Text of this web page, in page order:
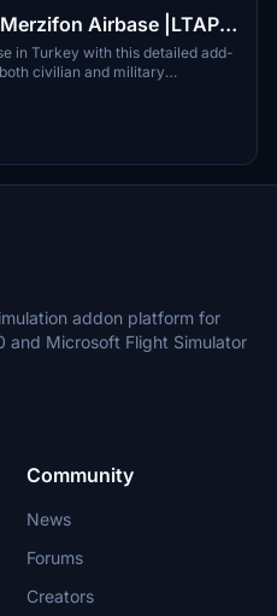
Airbase |LTAP| ,
in Turkey with this detailed add-
civilian and military
complete with military hangars
unique Hook Barrier System
the key details of this airport,
addon platform for
and Microsoft Flight Simulator
Community
News
Forums
Creators